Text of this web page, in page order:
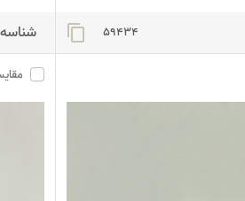
59434
content_copy